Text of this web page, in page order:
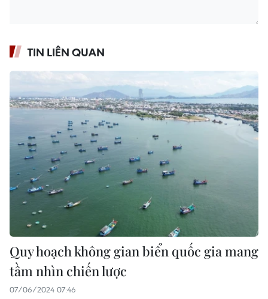
TIN LIÊN QUAN
Quy hoạch không gian biển quốc gia mang
tầm nhìn chiến lược
07/06/2024 07:46